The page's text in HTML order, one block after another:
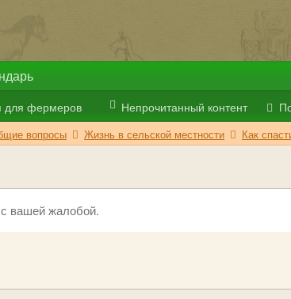
для фермеров Непрочитанный контент
вопросы Жизнь в сельской местности Как
вашей жалобой.